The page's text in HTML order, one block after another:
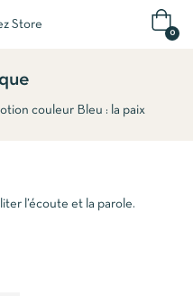
0
couleur Bleu : la paix
l’écoute et la parole.